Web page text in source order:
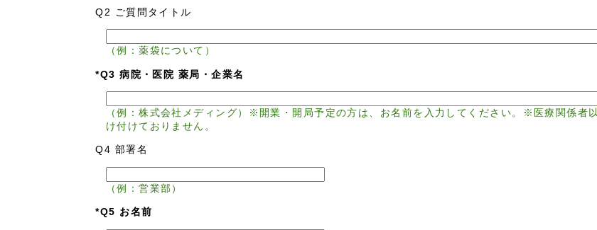
Q2 ご質問タイトル
（例：薬袋について）
*Q3 病院・医院 薬局・企業名
（例：株式会社メディング）※開業・開局予定の方は、お名前を入力してください。※医療関係者
け付けておりません。
Q4 部署名
（例：営業部）
*Q5 お名前